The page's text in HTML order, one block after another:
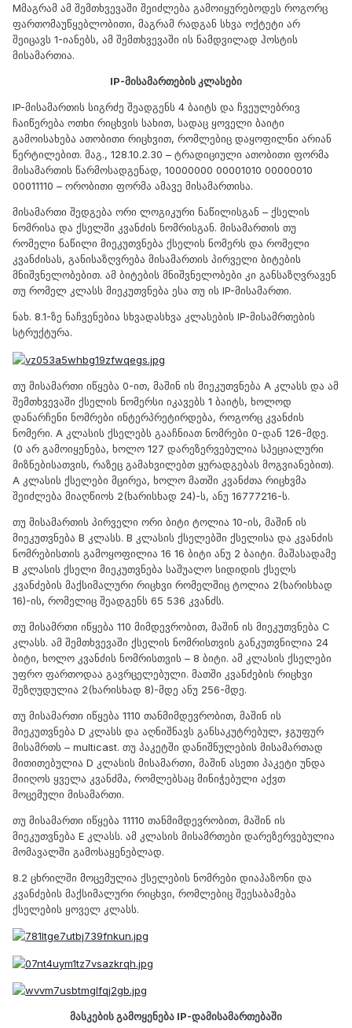
Mმაგრამ ამ შემთხვევაში შეიძლება გამოიყურებოდეს როგორც
ფართომაუწყებლობითი, მაგრამ რადგან სხვა ოქტეტი არ
შეიცავს 1-იანებს, ამ შემთხვევაში ის ნამდვილად ჰოსტის
მისამართია.
IP-მისამართების კლასები
IP-მისამართის სიგრძე შეადგენს 4 ბაიტს და ჩვეულებრივ
ჩაიწერება ოთხი რიცხვის სახით, სადაც ყოველი ბაიტი
გამოისახება ათობითი რიცხვით, რომლებიც დაყოფილნი არიან
წერტილებით. მაგ., 128.10.2.30 – ტრადიციული ათობითი ფორმა
მისამართის წარმოსადგენად, 10000000 00001010 00000010
00011110 – ორობითი ფორმა ამავე მისამართისა.
მისამართი შედგება ორი ლოგიკური ნაწილისგან – ქსელის
ნომრისა და ქსელში კვანძის ნომრისგან. მისამართის თუ
რომელი ნაწილი მიეკუთვნება ქსელის ნომერს და რომელი
კვანძისას, განისაზღვრება მისამართის პირველი ბიტების
მნიშვნელობებით. ამ ბიტების მნიშვნელობები კი განსაზღვრავენ
თუ რომელ კლასს მიეკუთვნება ესა თუ ის IP-მისამართი.
ნახ. 8.1-ზე ნაჩვენებია სხვადასხვა კლასების IP-მისამრთების
სტრუქტურა.
თუ მისამართი იწყება 0-ით, მაშინ ის მიეკუთვნება A კლასს და ამ
შემთხვევაში ქსელის ნომერსი იკავებს 1 ბაიტს, ხოლოდ
დანარჩენი ნომრები ინტერპრეტირდება, როგორც კვანძის
ნომერი. A კლასის ქსელებს გააჩნიათ ნომრები 0-დან 126-მდე.
(0 არ გამოიყენება, ხოლო 127 დარეზერვებულია სპეციალური
მიზნებისათვის, რაზეც გამახვილებთ ყურადგებას მოგვიანებით).
A კლასის ქსელები მცირეა, ხოლო მათში კვანძთა რიცხვმა
შეიძლება მიაღწიოს 2(ხარისხად 24)-ს, ანუ 16777216-ს.
თუ მისამართის პირველი ორი ბიტი ტოლია 10-ის, მაშინ ის
მიეკუთვნება B კლასს. B კლასის ქსელებში ქსელისა და კვანძის
ნომრებისთის გამოყოფილია 16 16 ბიტი ანუ 2 ბაიტი. მაშასადამე
B კლასის ქსელი მიეკუთვნება საშუალო სიდიდის ქსელს
კვანძების მაქსიმალური რიცხვი რომელშიც ტოლია 2(ხარისხად
16)-ის, რომელიც შეადგენს 65 536 კვანძს.
თუ მისამრთი იწყება 110 მიმდევრობით, მაშინ ის მიეკუთვნება C
კლასს. ამ შემთხვევაში ქსელის ნომრისთვის განკუთვნილია 24
ბიტი, ხოლო კვანძის ნომრისთვის – 8 ბიტი. ამ კლასის ქსელები
უფრო ფართოდაა გავრცელებული. მათში კვანძების რიცხვი
შეზღუდულია 2(ხარისხად 8)-მდე ანუ 256-მდე.
თუ მისამართი იწყება 1110 თანმიმდევრობით, მაშინ ის
მიეკუთვნება D კლასს და აღნიშნავს განსაკუტრებულ, ჯგუფურ
მისამრთს – multicast. თუ პაკეტში დანიშნულების მისამართად
მითითებულია D კლასის მისამართი, მაშინ ასეთი პაკეტი უნდა
მიიღოს ყველა კვანძმა, რომლებსაც მინიჭებული აქვთ
მოცემული მისამართი.
თუ მისამართი იწყება 11110 თანმიმდევრობით, მაშინ ის
მიეკუთვნება E კლასს. ამ კლასის მისამრთები დარეზერვებულია
მომავალში გამოსაყენებლად.
8.2 ცხრილში მოცემულია ქსელების ნომრები დიაპაზონი და
კვანძების მაქსიმალური რიცხვი, რომლებიც შეესაბამება
ქსელების ყოველ კლასს.
მასკების გამოყენება IP-დამისამართებაში